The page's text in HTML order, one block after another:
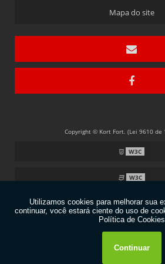
Mapa do site
Copyright © Kort Fort. (Lei 9610 de
W3C
W3C